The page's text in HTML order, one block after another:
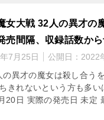
女大戦 32人の異才
売間隔、収録話数か
7月25日 公開日： 2022
の異才の魔女は殺し合う
きれないという方も多
20日 実際の発売日 未定